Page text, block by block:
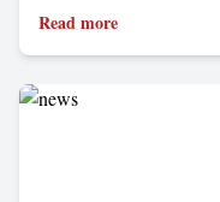
Read more